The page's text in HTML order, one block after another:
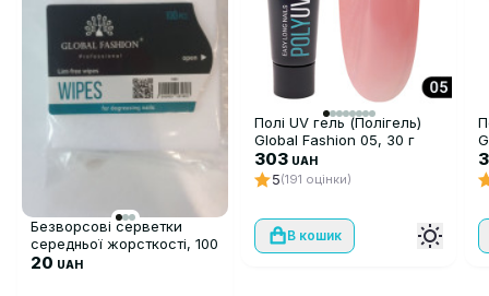
Безворсові серветки
середньої жорсткості, 100
шт
20 UAH
Полі UV гель (Полігель)
Global Fashion 05, 30 г
303 UAH
5(191 оцінки)
В кошик